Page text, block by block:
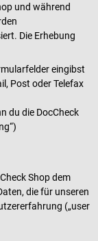
und während
Die Erhebung
eingibst
Post oder Telefax
du die DocCheck
Shop dem
die für unseren
(„user